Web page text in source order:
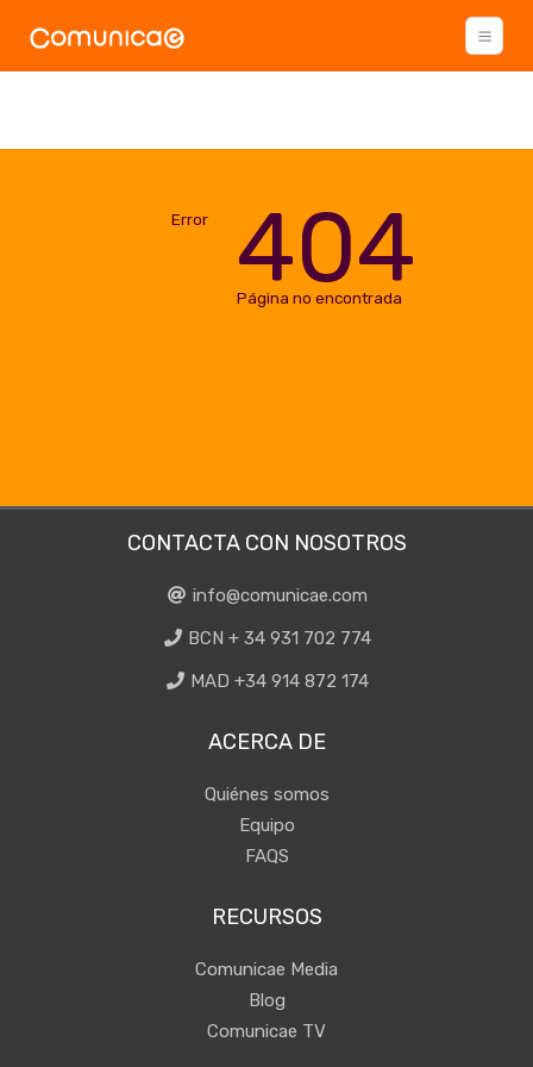
Error 404
Página no encontrada
CONTACTA CON NOSOTROS
info@comunicae.com
BCN + 34 931 702 774
MAD +34 914 872 174
ACERCA DE
Quiénes somos
Equipo
FAQS
RECURSOS
Comunicae Media
Blog
Comunicae TV